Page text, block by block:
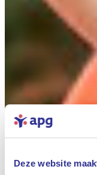
Deze website